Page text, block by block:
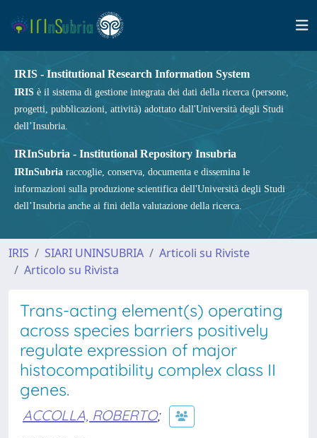
IRIS - Institutional Research Information System
IRIS è il sistema di gestione integrata dei dati della ricerca (persone,
progetti, pubblicazioni, attività) adottato dall'Università degli Studi
dell’Insubria.
IRInSubria - Institutional Repository Insubria
IRInSubria raccoglie, conserva, documenta e dissemina le
informazioni sulla produzione scientifica dell'Università degli Studi
dell’Insubria anche ai fini della valutazione della ricerca.
IRIS SIARI UNINSUBRIA
Articoli su Riviste
Articolo su Rivista
Trans-acting element(s) operating
across species barriers positively
regulate expression of major
histocompatibility complex class II
genes.
ACCOLLA, ROBERTO;